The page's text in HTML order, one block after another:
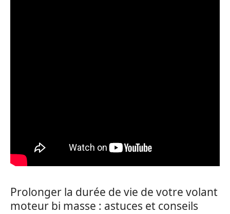
Prolonger la durée de vie de votre volant
moteur bi masse : astuces et conseils